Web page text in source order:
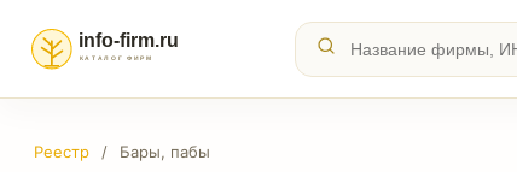
Реестр / Бары, пабы